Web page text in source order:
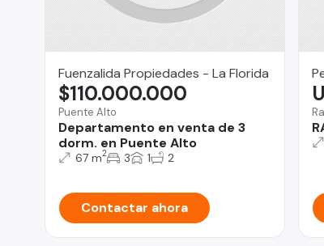
Fuenzalida Propiedades - La Florida
Puente Alto
Departamento en venta de 3
dorm. en Puente Alto
$110.000.000
67 m2 3 1 2
Contactar ahora